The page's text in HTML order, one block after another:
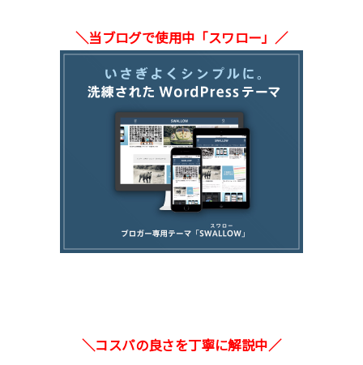
＼当ブログで使用中「スワロー」／
＼コスパの良さを丁寧に解説中／